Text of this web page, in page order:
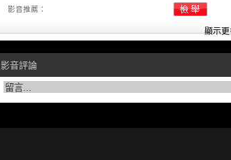
影音推薦：
影音評論